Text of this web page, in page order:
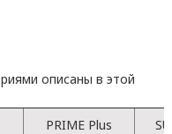
описаны в этой
PRIME Plus